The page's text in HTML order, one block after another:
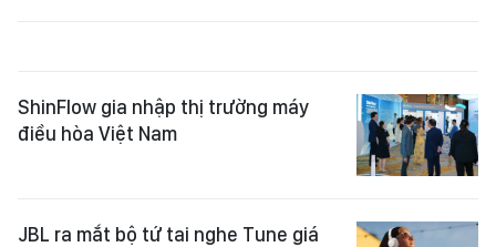
ShinFlow gia nhập thị trường máy
điều hòa Việt Nam
JBL ra mắt bộ tứ tai nghe Tune giá